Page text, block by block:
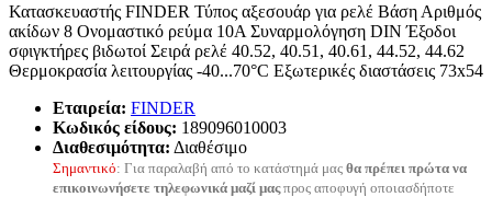
Κατασκευαστής FINDER Τύπος αξεσουάρ για ρελέ Βάση Αριθμός
ακίδων 8 Ονομαστικό ρεύμα 10A Συναρμολόγηση DIN Έξοδοι
σφιγκτήρες βιδωτοί Σειρά ρελέ 40.52, 40.51, 40.61, 44.52, 44.62
Θερμοκρασία λειτουργίας -40...70°C Εξωτερικές διαστάσεις 73x54
Εταιρεία: FINDER
Κωδικός είδους: 189096010003
Διαθεσιμότητα: Διαθέσιμο
Σημαντικό: Για παραλαβή από το κατάστημά μας θα πρέπει πρώτα να
επικοινωνήσετε τηλεφωνικά μαζί μαςπρος αποφυγή οποιασδήποτε